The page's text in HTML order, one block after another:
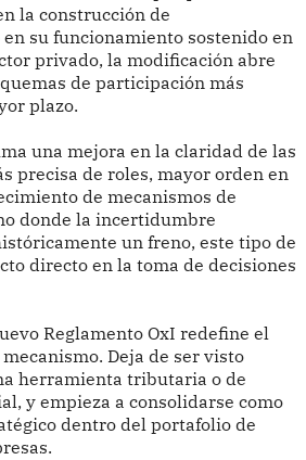
la construcción de
su funcionamiento sostenido en
privado, la modificación abre
de participación más
plazo.
una mejora en la claridad de las
precisa de roles, mayor orden en
de mecanismos de
donde la incertidumbre
un freno, este tipo de
directo en la toma de decisiones
Reglamento OxI redefine el
Deja de ser visto
herramienta tributaria o de
y empieza a consolidarse como
dentro del portafolio de